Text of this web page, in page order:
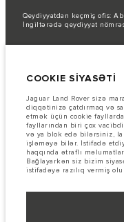
Qeydiyyatdan keçmiş ofis:
İngiltərədə qeydiyyat
Avtomobilin faktiki
Şəkillər və
çatışmazlığı hal-hazırda
mövcudluğuna və istehsal
vəziyyətdir və nəticədə
funksiyalar, seçimlər,
spesifikasiyaları tam əks
məhdudiyyətlər barədə
saxlayın.
asılı olaraq dəyişə və
yerli bazarda mövcudluğu
COOKIE SİYASƏTİ
Jaguar Land Rover sizə
diqqətinizə çatdırmaq və
etmək üçün cookie
fayllarından biri çox
və ya blok edə bilərsiniz,
işləməyə bilər. İstifadə
haqqında ətraflı
Bağlayarkən siz bizim
istifadəyə razılıq vermiş